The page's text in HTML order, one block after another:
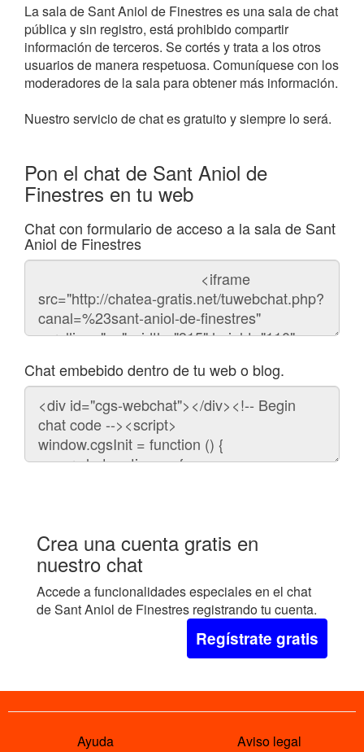
La sala de Sant Aniol de Finestres es una sala de chat
pública y sin registro, está prohibido compartir
información de terceros. Se cortés y trata a los otros
usuarios de manera respetuosa. Comuníquese con los
moderadores de la sala para obtener más información.
Nuestro servicio de chat es gratuito y siempre lo será.
Pon el chat de Sant Aniol de
Finestres en tu web
Chat con formulario de acceso a la sala de Sant
Aniol de Finestres
Código
chat
Chat embebido dentro de tu web o blog.
Código
para
embeber
chat
Crea una cuenta gratis en
nuestro chat
Accede a funcionalidades especiales en el chat
de Sant Aniol de Finestres registrando tu cuenta.
Regístrate gratis
Ayuda Aviso legal